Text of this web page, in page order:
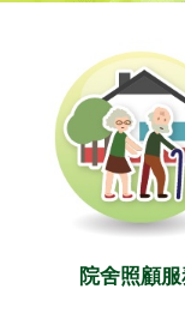
院舍照顧